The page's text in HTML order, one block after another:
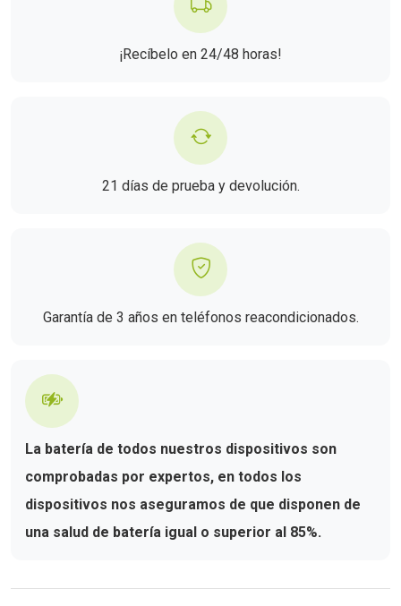
¡Recíbelo en 24/48 horas!
21 días de prueba y devolución.
Garantía de 3 años en teléfonos reacondicionados.
La batería de todos nuestros dispositivos son
comprobadas por expertos, en todos los
dispositivos nos aseguramos de que disponen de
una salud de batería igual o superior al 85%.